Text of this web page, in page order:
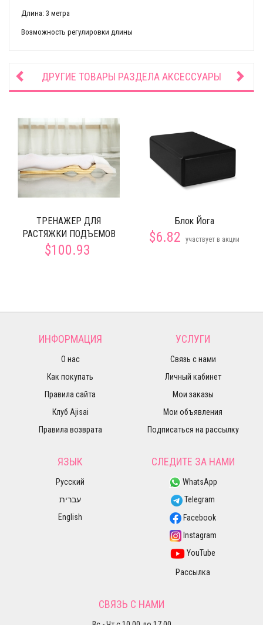
Длина: 3 метра
Возможность регулировки длины
ДРУГИЕ ТОВАРЫ РАЗДЕЛААКСЕССУАРЫ
ТРЕНАЖЕР ДЛЯ
РАСТЯЖКИ ПОДЪЕМОВ
$100.93
Блок Йога
$6.82 участвует в акции
ИНФОРМАЦИЯ
О нас
Как покупать
Правила сайта
Клуб Ajisai
Правила возврата
УСЛУГИ
Связь с нами
Личный кабинет
Мои заказы
Мои объявления
Подписаться на рассылку
ЯЗЫК
Русский
עברית
English
СЛЕДИТЕ ЗА НАМИ
WhatsApp
Telegram
Facebook
Instagram
YouTube
Рассылка
СВЯЗЬ С НАМИ